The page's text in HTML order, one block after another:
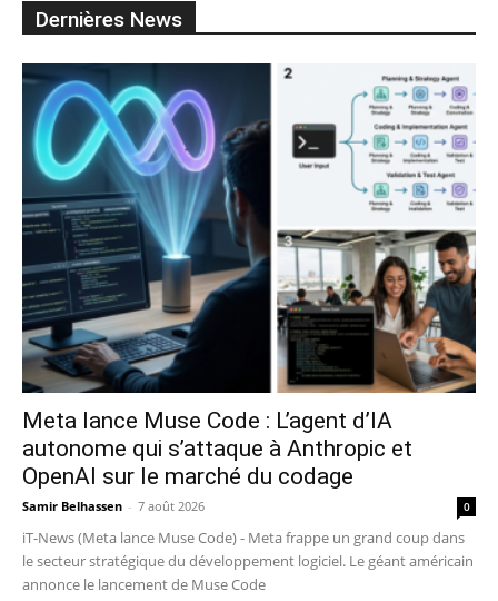
Dernières News
Meta lance Muse Code : L’agent d’IA
autonome qui s’attaque à Anthropic et
OpenAI sur le marché du codage
Samir Belhassen - 7 août 2026 0
iT-News (Meta lance Muse Code) - Meta frappe un grand coup dans
le secteur stratégique du développement logiciel. Le géant américain
annonce le lancement de Muse Code